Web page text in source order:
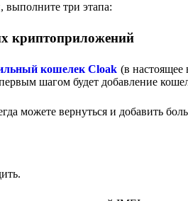
выполните три этапа:
криптоприложений
кошелек Cloak (в настоящее
шагом будет добавление
можете вернуться и добавить